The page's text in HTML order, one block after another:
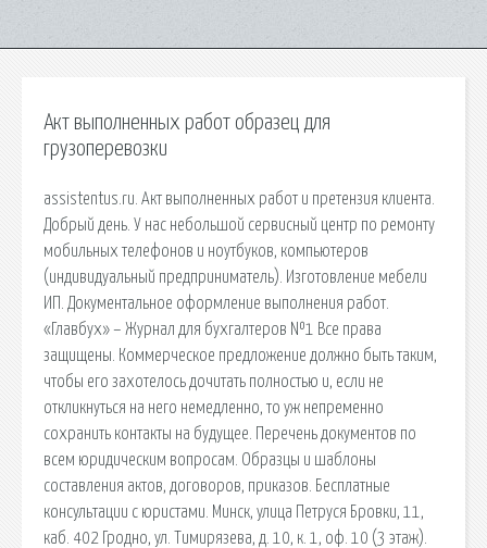
Акт выполненных работ образец для
грузоперевозки
assistentus.ru. Акт выполненных работ и претензия клиента.
Добрый день. У нас небольшой сервисный центр по ремонту
мобильных телефонов и ноутбуков, компьютеров
(индивидуальный предприниматель). Изготовление мебели
ИП. Документальное оформление выполнения работ.
«Главбух» – Журнал для бухгалтеров №1 Все права
защищены. Коммерческое предложение должно быть таким,
чтобы его захотелось дочитать полностью и, если не
откликнуться на него немедленно, то уж непременно
сохранить контакты на будущее. Перечень документов по
всем юридическим вопросам. Образцы и шаблоны
составления актов, договоров, приказов. Бесплатные
консультации с юристами. Минск, улица Петруся Бровки, 11,
каб. 402 Гродно, ул. Тимирязева, д. 10, к. 1, оф. 10 (3 этаж).